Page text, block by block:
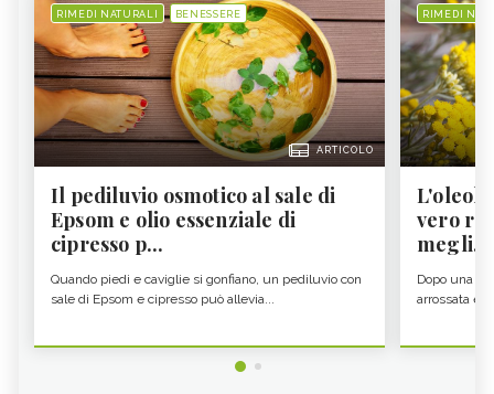
RIMEDI NATURALI BENESSERE
ARTICOLO
Il pediluvio osmotico al sale di
Epsom e olio essenziale di
cipresso p...
Quando piedi e caviglie si gonfiano, un pediluvio con
sale di Epsom e cipresso può allevia...
RIMEDI
vero re
megli...
Dopo una
arrossata e